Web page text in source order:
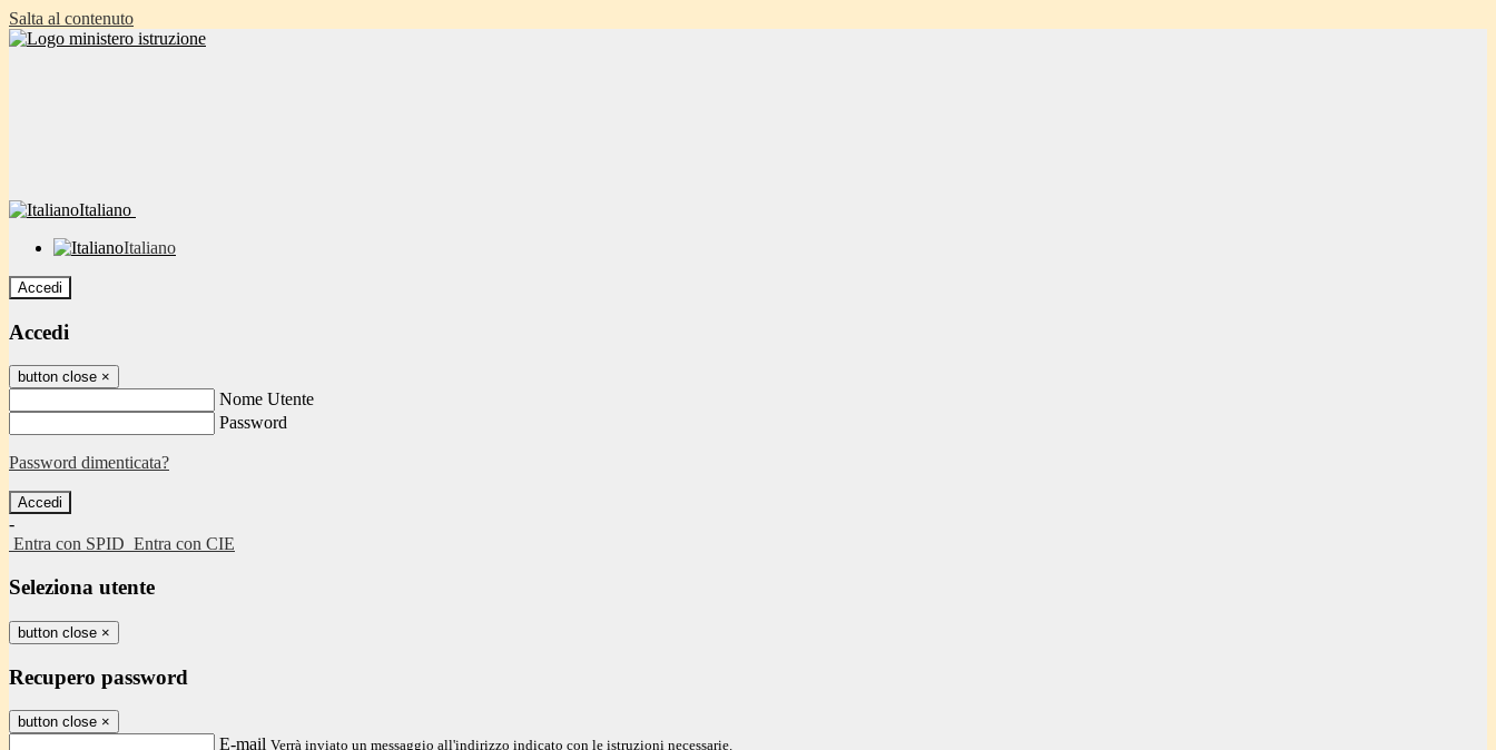
Salta al contenuto
Italiano
Italiano
Accedi
Accedi
button close ×
Nome Utente
Password
Password dimenticata?
-
Entra con SPID Entra con CIE
Seleziona utente
button close ×
Recupero password
button close ×
E-mail Verrà inviato un messaggio all'indirizzo indicato con le istruzioni necessarie.